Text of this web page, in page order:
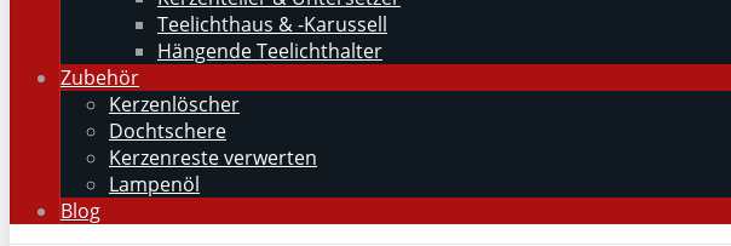
Teelichthaus & -Karussell
Hängende Teelichthalter
Zubehör
Kerzenlöscher
Dochtschere
Kerzenreste verwerten
Lampenöl
Blog